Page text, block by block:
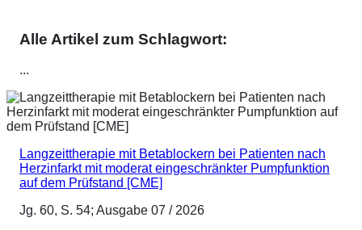
Alle Artikel zum Schlagwort:
...
Langzeittherapie mit Betablockern bei Patienten nach
Herzinfarkt mit moderat eingeschränkter Pumpfunktion
auf dem Prüfstand [CME]
Jg. 60, S. 54; Ausgabe 07 / 2026